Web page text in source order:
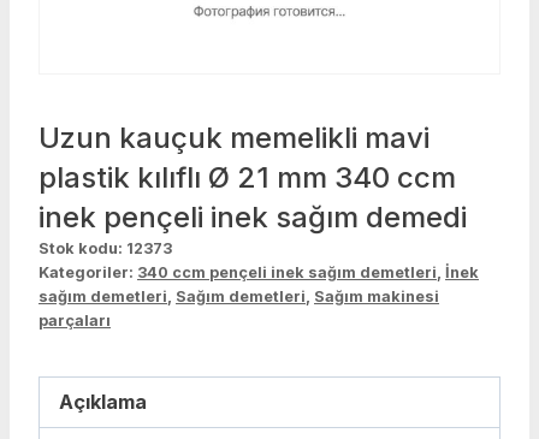
Uzun kauçuk memelikli mavi
plastik kılıflı Ø 21 mm 340 ccm
inek pençeli inek sağım demedi
Stok kodu: 12373
Kategoriler: 340 ccm pençeli inek sağım demetleri, İnek
sağım demetleri, Sağım demetleri, Sağım makinesi
parçaları
Açıklama